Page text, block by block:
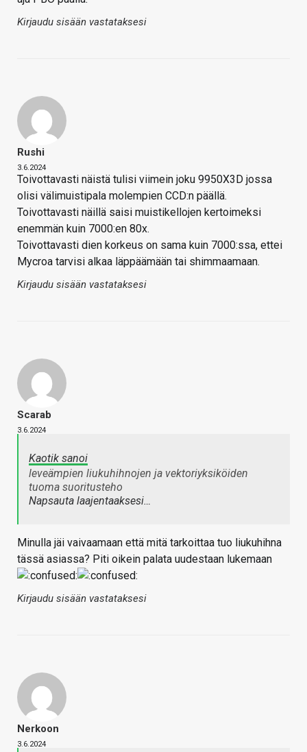
Kirjaudu sisään vastataksesi
Rushi
3.6.2024
Toivottavasti näistä tulisi viimein joku 9950X3D jossa
olisi välimuistipala molempien CCD:n päällä.
Toivottavasti näillä saisi muistikellojen kertoimeksi
enemmän kuin 7000:en 80x.
Toivottavasti dien korkeus on sama kuin 7000:ssa, ettei
Mycroa tarvisi alkaa läppäämään tai shimmaamaan.
Kirjaudu sisään vastataksesi
Scarab
3.6.2024
Kaotik sanoi
leveämpien liukuhihnojen ja vektoriyksiköiden
tuoma suoritusteho
Napsauta laajentaaksesi…
Minulla jäi vaivaamaan että mitä tarkoittaa tuo liukuhihna
tässä asiassa? Piti oikein palata uudestaan lukemaan
Kirjaudu sisään vastataksesi
Nerkoon
3.6.2024